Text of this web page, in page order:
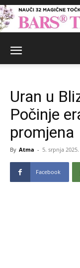
Uran u
Počinje
promjena
By Atma - 5. srpnja 2025.
Facebook